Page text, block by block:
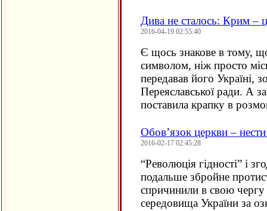
Дива не сталось: Крим –
2016-04-19 02:55:40
Є щось знакове в тому,
символом, ніж просто
передавав його Україні,
Переяславської ради. А
поставила крапку в
Обов’язок церкви –
2016-02-17 02:45:28
“Революція гідності” і
подальше збройне
спричинили в свою чергу
середовища України за